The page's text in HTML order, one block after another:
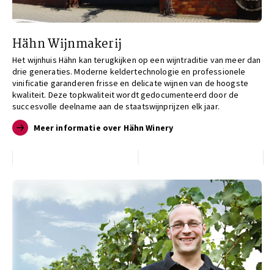
Hähn Wijnmakerij
Het wijnhuis Hähn kan terugkijken op een wijntraditie van meer dan
drie generaties. Moderne keldertechnologie en professionele
vinificatie garanderen frisse en delicate wijnen van de hoogste
kwaliteit. Deze topkwaliteit wordt gedocumenteerd door de
succesvolle deelname aan de staatswijnprijzen elk jaar.
Meer informatie over Hähn Winery